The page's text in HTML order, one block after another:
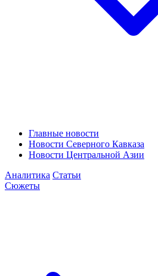
Главные новости
Новости Северного Кавказа
Новости Центральной Азии
Аналитика Статьи
Сюжеты